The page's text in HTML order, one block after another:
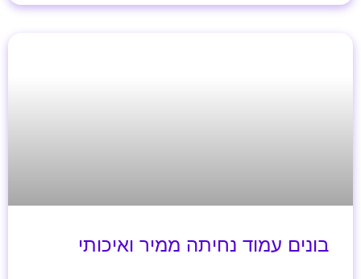
בונים עמוד נחיתה ממיר ואיכותי